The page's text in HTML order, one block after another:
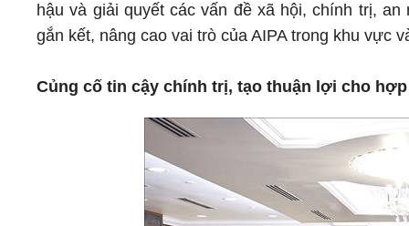
hậu và giải quyết các vấn đề xã hội, chính trị,
gắn kết, nâng cao vai trò của AIPA trong khu vực
Củng cố tin cậy chính trị, tạo thuận lợi cho